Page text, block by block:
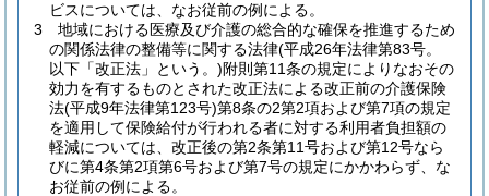
ビスについては、なお従前の例による。
3
地域における医療及び介護の総合的な確保を推進するため
の関係法律の整備等に関する法律(平成26年法律第83号。
以下「改正法」という。)附則第11条の規定によりなおその
効力を有するものとされた改正法による改正前の介護保険
法(平成9年法律第123号)第8条の2第2項および第7項の規定
を適用して保険給付が行われる者に対する利用者負担額の
軽減については、改正後の第2条第11号および第12号なら
びに第4条第2項第6号および第7号の規定にかかわらず、な
お従前の例による。